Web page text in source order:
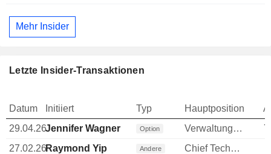
Mehr Insider
Letzte Insider-Transaktionen
Datum Initiiert Typ Hauptposition
29.04.26Jennifer Wagner Option Verwaltungsratsmitglied
27.02.26Raymond Yip Andere
Chief Technology Officer (CTO)